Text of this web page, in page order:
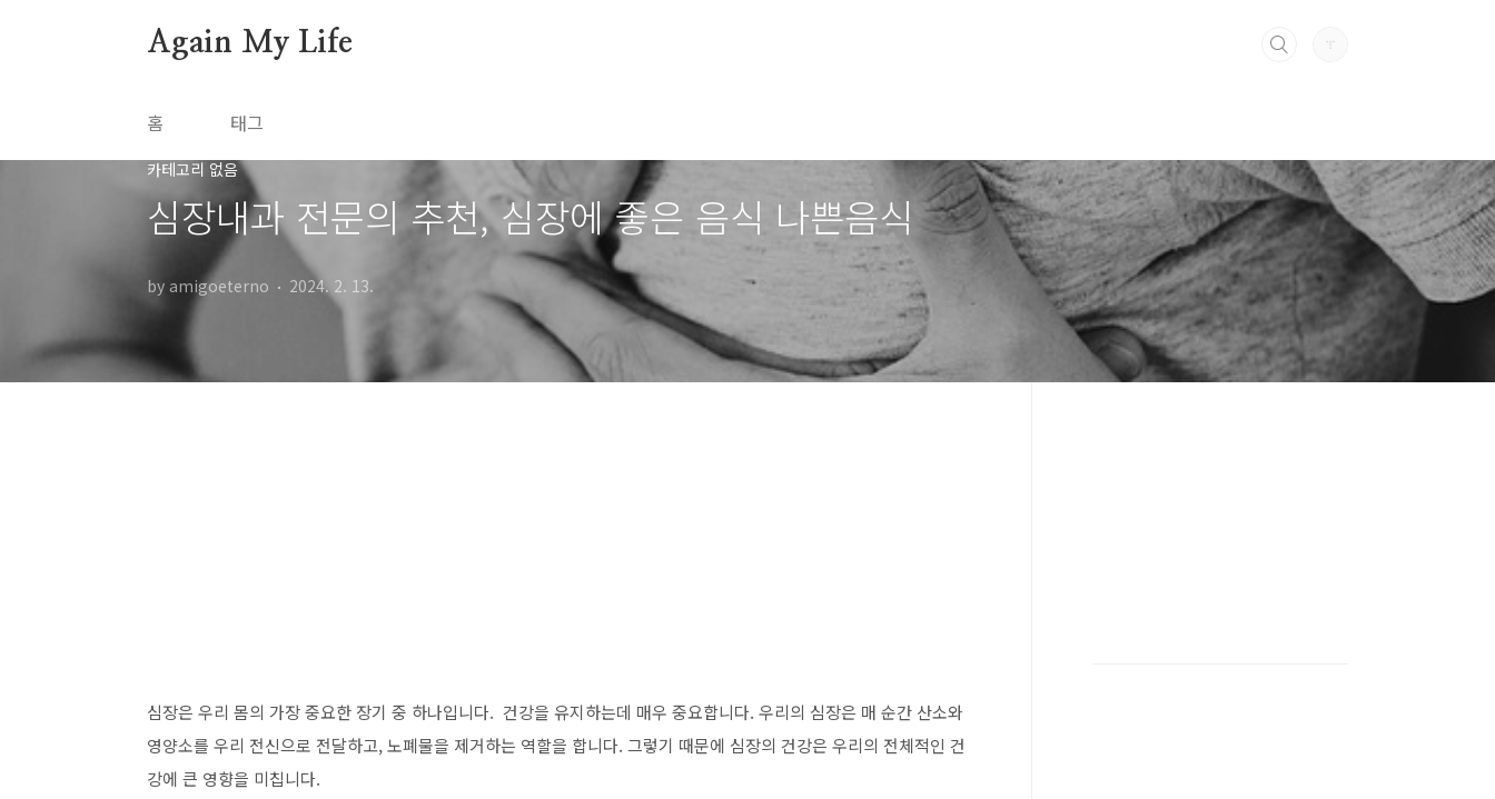
Again My Life
홈 태그
카테고리 없음
심장내과 전문의 추천, 심장에 좋은 음식 나쁜음식
by amigoeterno 2024. 2. 13.
심장은 우리 몸의 가장 중요한 장기 중 하나입니다. 건강을 유지하는데 매우 중요합니다. 우리의 심장은 매 순간 산소와
영양소를 우리 전신으로 전달하고, 노폐물을 제거하는 역할을 합니다. 그렇기 때문에 심장의 건강은 우리의 전체적인 건
강에 큰 영향을 미칩니다.